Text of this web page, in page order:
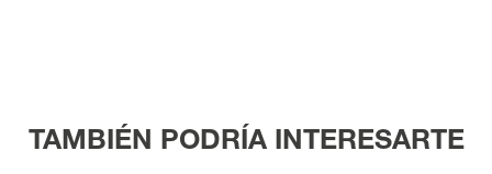
TAMBIÉN PODRÍA INTERESARTE